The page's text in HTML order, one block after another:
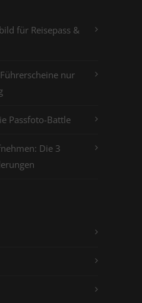
für Reisepass &
nur
Passfoto-Battle
Die 3